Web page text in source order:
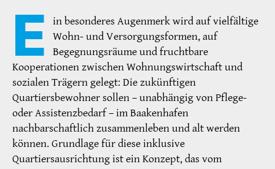
E
in besonderes Augenmerk wird auf vielfältige
Wohn- und Versorgungsformen, auf
Begegnungsräume und fruchtbare
Kooperationen zwischen Wohnungswirtschaft und
sozialen Trägern gelegt: Die zukünftigen
Quartiersbewohner sollen – unabhängig von Pflege-
oder Assistenzbedarf – im Baakenhafen
nachbarschaftlich zusammenleben und alt werden
können. Grundlage für diese inklusive
Quartiersausrichtung ist ein Konzept, das vom